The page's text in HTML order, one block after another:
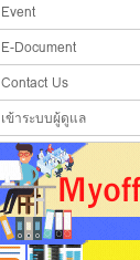
Event
E-Document
Contact Us
เข้าระบบผู้ดูแล